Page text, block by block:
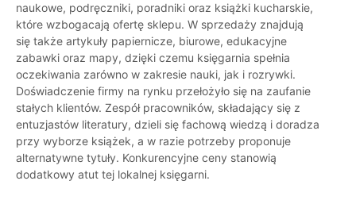
naukowe, podręczniki, poradniki oraz książki kucharskie,
które wzbogacają ofertę sklepu. W sprzedaży znajdują
się także artykuły papiernicze, biurowe, edukacyjne
zabawki oraz mapy, dzięki czemu księgarnia spełnia
oczekiwania zarówno w zakresie nauki, jak i rozrywki.
Doświadczenie firmy na rynku przełożyło się na zaufanie
stałych klientów. Zespół pracowników, składający się z
entuzjastów literatury, dzieli się fachową wiedzą i doradza
przy wyborze książek, a w razie potrzeby proponuje
alternatywne tytuły. Konkurencyjne ceny stanowią
dodatkowy atut tej lokalnej księgarni.